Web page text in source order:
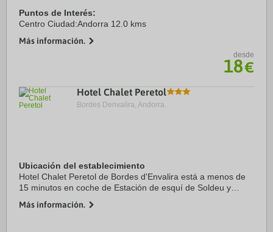
Puntos de Interés:
Centro Ciudad:Andorra 12.0 kms
Más información.
desde
18€
Hotel Chalet Peretol
Bordes Denvalira, Andorra.
Ubicación del establecimiento
Hotel Chalet Peretol de Bordes d'Envalira está a menos de
15 minutos en coche de Estación de esquí de Soldeu y
encuentra a 20,9 km de Spa Caldea ...
Más información.